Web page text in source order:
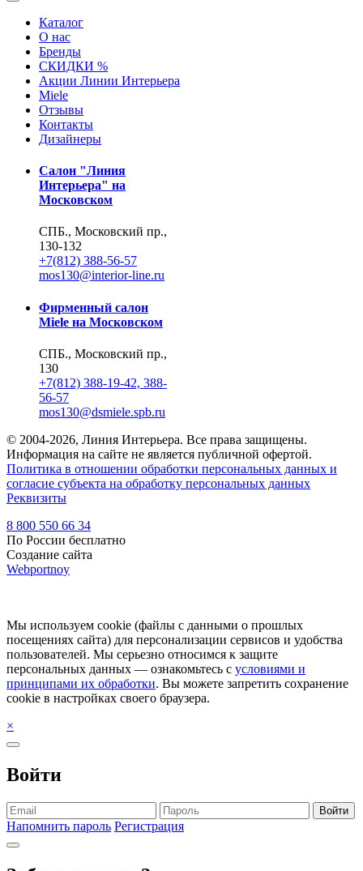
Каталог
О нас
Бренды
СКИДКИ %
Акции Линии Интерьера
Miele
Отзывы
Контакты
Дизайнеры
Салон "Линия
Интерьера" на
Московском
СПБ., Московский пр.,
130-132
+7(812) 388-56-57
mos130@interior-line.ru
Фирменный салон
Miele на Московском
СПБ., Московский пр.,
130
+7(812) 388-19-42, 388-
56-57
mos130@dsmiele.spb.ru
© 2004-2026, Линия Интерьера. Все права защищены.
Информация на сайте не является публичной офертой.
Политика в отношении обработки персональных данных и
согласие субъекта на обработку персональных данных
Реквизиты
8 800 550 66 34
По России бесплатно
Создание сайта
Webportnoy
Мы используем cookie (файлы с данными о прошлых
посещениях сайта) для персонализации сервисов и удобства
пользователей. Мы серьезно относимся к защите
персональных данных — ознакомьтесь с условиями и
принципами их обработки. Вы можете запретить сохранение
cookie в настройках своего браузера.
×
Войти
Войти
Напомнить пароль Регистрация